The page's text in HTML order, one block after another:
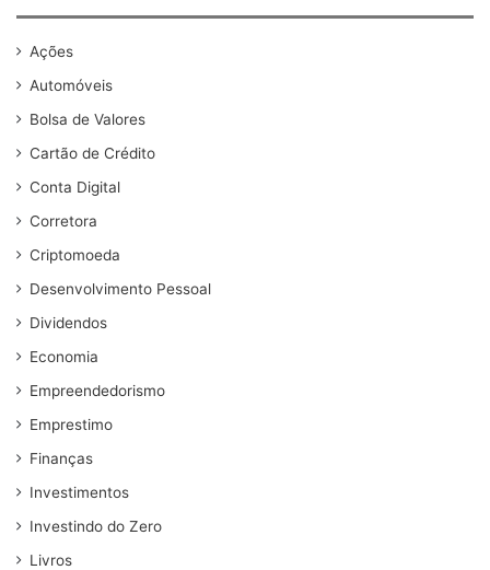
Ações
Automóveis
Bolsa de Valores
Cartão de Crédito
Conta Digital
Corretora
Criptomoeda
Desenvolvimento Pessoal
Dividendos
Economia
Empreendedorismo
Emprestimo
Finanças
Investimentos
Investindo do Zero
Livros